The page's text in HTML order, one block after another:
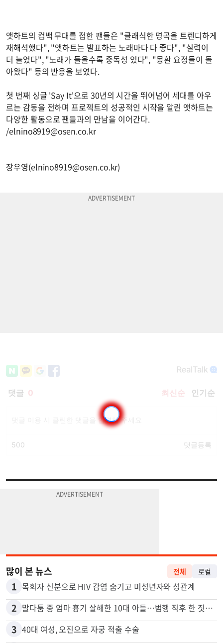
앳하트의 컴백 무대를 접한 팬들은 "클래식한 명곡을 트렌디하게
재해석했다", "앳하트는 발표하는 노래마다 다 좋다", "실력이
더 늘었다", "노래가 들을수록 중독성 있다", "몽환 요정들이 돌
아왔다" 등의 반응을 보였다.
첫 번째 싱글 'Say It'으로 30년의 시간을 뛰어넘어 세대를 아우
르는 감동을 전하며 프로젝트의 성공적인 시작을 알린 앳하트는
다양한 활동으로 팬들과의 만남을 이어간다.
/elnino8919@osen.co.kr
장우영(elnino8919@osen.co.kr)
많이 본 뉴스 전체 로컬
1 목회자 신분으로 HIV 감염 숨기고 미성년자와 성관계
2 말다툼 중 엄마 흉기 살해한 10대 아들…범행 직후 한 짓 충격
3 40대 여성, 오진으로 자궁 적출 수술